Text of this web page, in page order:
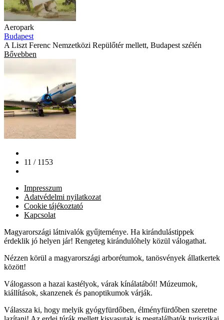
Aeropark
Budapest
A Liszt Ferenc Nemzetközi Repülőtér mellett, Budapest szélén
Bővebben
11 / 1153
Impresszum
Adatvédelmi nyilatkozat
Cookie tájékoztató
Kapcsolat
Magyarországi látnivalók gyűjteménye. Ha kirándulástippek
érdeklik jó helyen jár! Rengeteg kirándulóhely közül válogathat.
Nézzen körül a magyarországi arborétumok, tanösvények állatkertek
között!
Válogasson a hazai kastélyok, várak kínálatából! Múzeumok,
kiállítások, skanzenek és panoptikumok várják.
Válassza ki, hogy melyik gyógyfürdőben, élményfürdőben szeretne